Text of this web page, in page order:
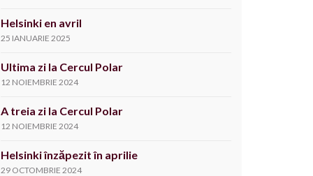
Helsinki en avril
25 IANUARIE 2025
Ultima zi la Cercul Polar
12 NOIEMBRIE 2024
A treia zi la Cercul Polar
12 NOIEMBRIE 2024
Helsinki înzăpezit în aprilie
29 OCTOMBRIE 2024